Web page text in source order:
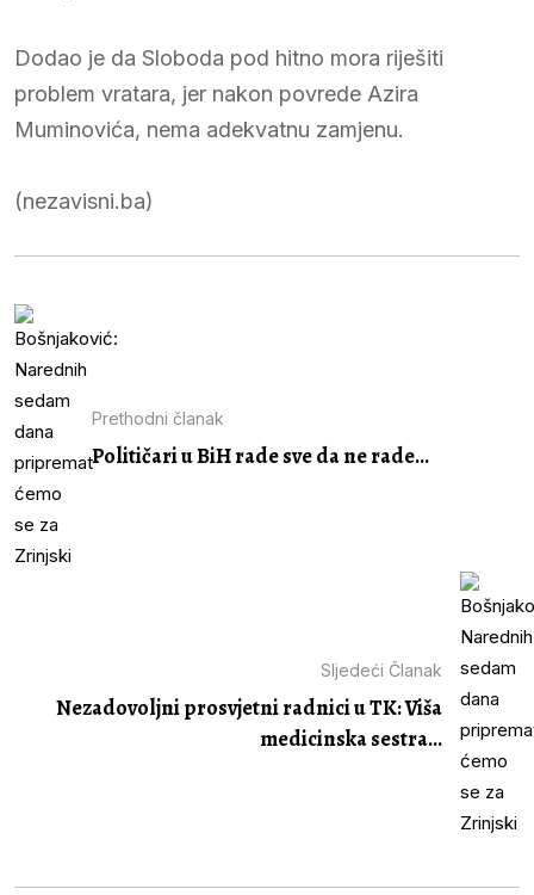
Dodao je da Sloboda pod hitno mora riješiti
problem vratara, jer nakon povrede Azira
Muminovića, nema adekvatnu zamjenu.
(nezavisni.ba)
Prethodni članak
Političari u BiH rade sve da ne rade...
Sljedeći Članak
Nezadovoljni prosvjetni radnici u TK: Viša
medicinska sestra...